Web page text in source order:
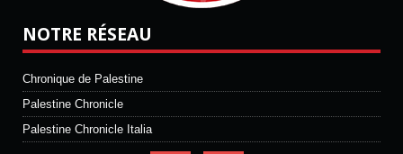
NOTRE RÉSEAU
Chronique de Palestine
Palestine Chronicle
Palestine Chronicle Italia